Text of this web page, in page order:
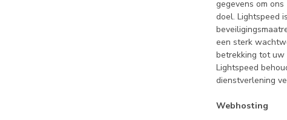
gegevens om
doel. Lightspeed
een sterk
betrekking tot uw
Lightspeed
dienstverlening
Webhosting